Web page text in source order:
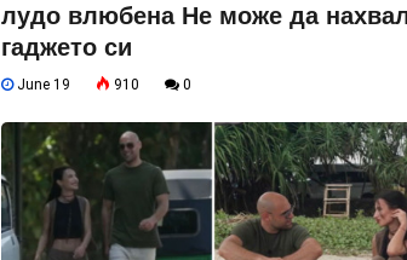
лудо влюбена Не може да
гаджето си
June 19 910 0